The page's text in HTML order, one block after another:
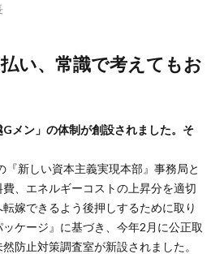
メン」の体制が創設されました。そ
『新しい資本主義実現本部』事務局と
、エネルギーコストの上昇分を適切
嫁できるよう後押しするために取り
ケージ』に基づき、今年2月に公正取
防止対策調査室が新設されました。